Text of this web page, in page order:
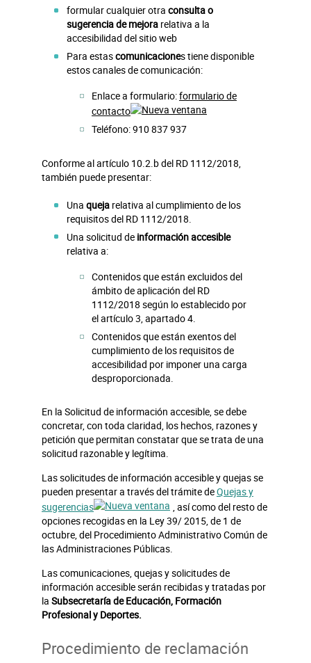
formular cualquier otra consulta o
sugerencia de mejorarelativa a la
accesibilidad del sitio web
Para estascomunicaciones tiene disponible
estos canales de comunicación:
Enlace a formulario:formulario de
contacto
Teléfono: 910 837 937
Conforme al artículo 10.2.b del RD 1112/2018,
también puede presentar:
Una quejarelativa al cumplimiento de los
requisitos del RD 1112/2018.
Una solicitud de información accesible
relativa a:
Contenidos que están excluidos del
ámbito de aplicación del RD
1112/2018 según lo establecido por
el artículo 3, apartado 4.
Contenidos que están exentos del
cumplimiento de los requisitos de
accesibilidad por imponer una carga
desproporcionada.
En la Solicitud de información accesible, se debe
concretar, con toda claridad, los hechos, razones y
petición que permitan constatar que se trata de una
solicitud razonable y legítima.
Las solicitudes de información accesible y quejas se
pueden presentar a través del trámite deQuejas y
sugerencias
, así como del resto de
opciones recogidas en la Ley 39/ 2015, de 1 de
octubre, del Procedimiento Administrativo Común de
las Administraciones Públicas.
Las comunicaciones, quejas y solicitudes de
información accesible serán recibidas y tratadas por
la Subsecretaría de Educación, Formación
Profesional y Deportes.
Procedimiento de reclamación